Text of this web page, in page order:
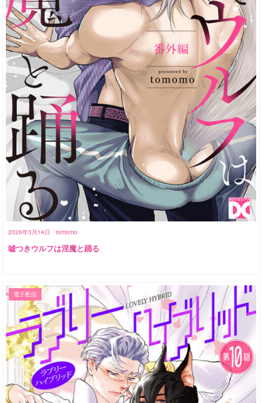
2026年3月14日 tomomo
嘘つきウルフは淫魔と踊る
電子配信